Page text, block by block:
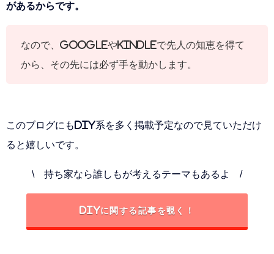
があるからです。
なので、Googleやkindleで先人の知恵を得て
から、その先には必ず手を動かします。
このブログにもDIY系を多く掲載予定なので見ていただけ
ると嬉しいです。
\ 持ち家なら誰しもが考えるテーマもあるよ /
DIYに関する記事を覗く！